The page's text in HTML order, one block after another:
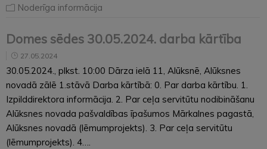
Noderīga informācija
Domes sēdes 30.05.2024. darba kārtība
27.05.2024
30.05.2024., plkst. 10:00 Dārza ielā 11, Alūksnē, Alūksnes
novadā zālē 1.stāvā Darba kārtībā: 0. Par darba kārtību. 1.
Izpilddirektora informācija. 2. Par ceļa servitūtu nodibināšanu
Alūksnes novada pašvaldības īpašumos Mārkalnes pagastā,
Alūksnes novadā (lēmumprojekts). 3. Par ceļa servitūtu
(lēmumprojekts). 4….